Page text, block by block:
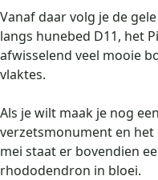
Vanaf daar volg je de
langs hunebed D11, het
afwisselend veel mooie
vlaktes.
Als je wilt maak je nog
verzetsmonument en
mei staat er bovendien
rhododendron in bloei.